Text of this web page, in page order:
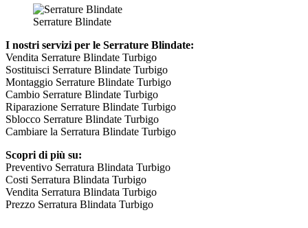
Serrature Blindate
I nostri servizi per le Serrature Blindate:
Vendita Serrature Blindate Turbigo
Sostituisci Serrature Blindate Turbigo
Montaggio Serrature Blindate Turbigo
Cambio Serrature Blindate Turbigo
Riparazione Serrature Blindate Turbigo
Sblocco Serrature Blindate Turbigo
Cambiare la Serratura Blindate Turbigo
Scopri di più su:
Preventivo Serratura Blindata Turbigo
Costi Serratura Blindata Turbigo
Vendita Serratura Blindata Turbigo
Prezzo Serratura Blindata Turbigo